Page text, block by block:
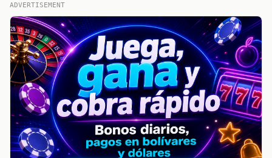
ADVERTISEMENT